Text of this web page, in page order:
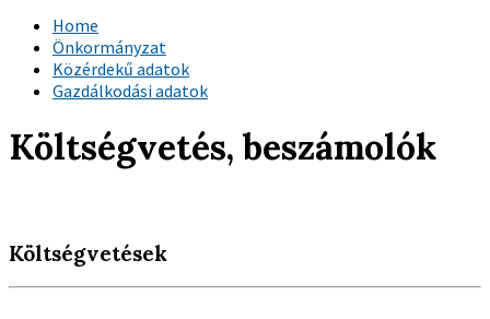
Home
Önkormányzat
Közérdekű adatok
Gazdálkodási adatok
Költségvetés, beszámolók
Költségvetések